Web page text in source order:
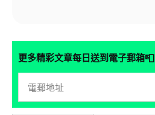
更多精彩文章每日送到電子郵箱📮